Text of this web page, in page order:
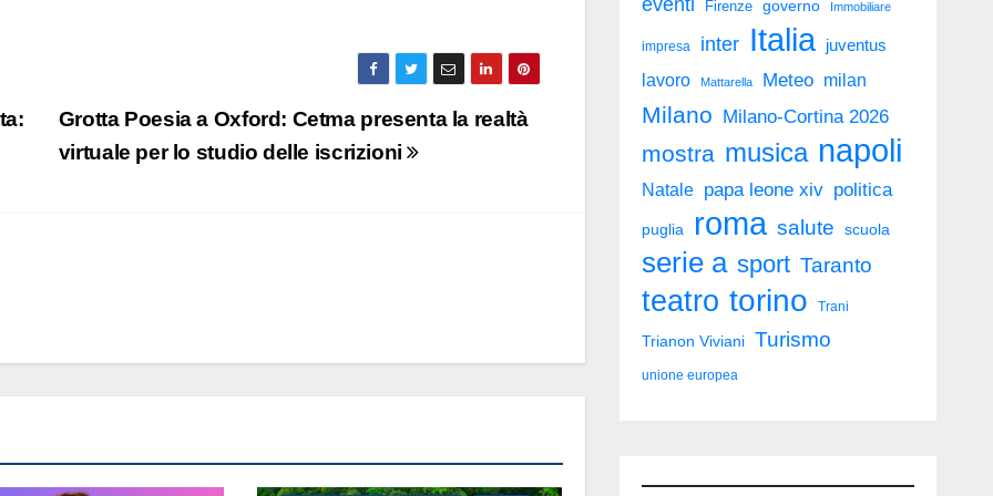
Grotta Poesia a Oxford: Cetma presenta la realtà
virtuale per lo studio delle iscrizioni
eventi Firenze governo Immobiliare
impresa inter Italia
juventus
lavoro
Mattarella Meteo milan
Milano Milano-Cortina 2026
mostra musica napoli
Natale papa leone xiv politica
puglia roma salute scuola
serie a sport Taranto
teatro torino Trani
Trianon Viviani Turismo
unione europea